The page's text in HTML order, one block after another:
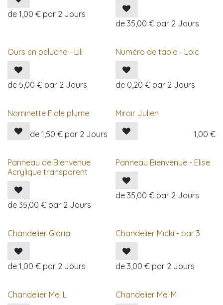
de 1,00 € par 2 Jours
de 35,00 € par 2 Jours
Ours en peluche - Lili
de 5,00 € par 2 Jours
Numéro de table - Loic
de 0,20 € par 2 Jours
Nominette Fiole plume
de 1,50 € par 2 Jours
Miroir Julien
1,00 €
Panneau de Bienvenue
Acrylique transparent
de 35,00 € par 2 Jours
Panneau Bienvenue - Elise
de 35,00 € par 2 Jours
Chandelier Gloria
de 1,00 € par 2 Jours
Chandelier Micki - par 3
de 3,00 € par 2 Jours
Chandelier Mel L Chandelier Mel M